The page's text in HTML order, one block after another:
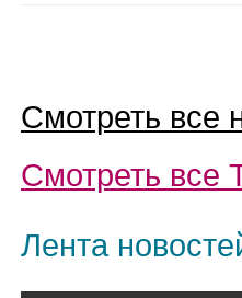
Смотреть все
Смотреть все
Лента